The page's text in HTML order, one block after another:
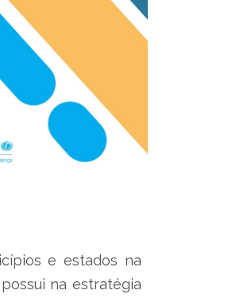
e estados na
na estratégia